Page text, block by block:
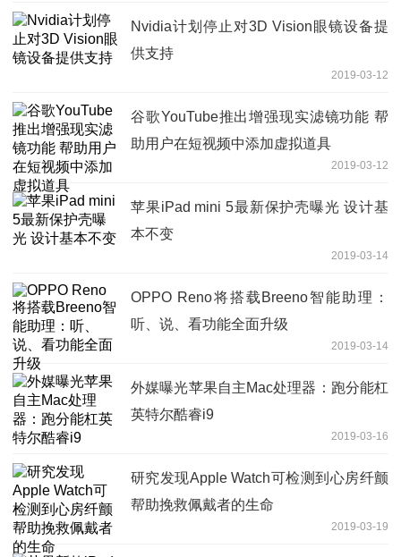
Nvidia计划停止对3D Vision眼镜设备提
供支持
2019-03-12
谷歌YouTube推出增强现实滤镜功能 帮
助用户在短视频中添加虚拟道具
2019-03-12
苹果iPad mini 5最新保护壳曝光 设计基
本不变
2019-03-14
OPPO Reno将搭载Breeno智能助理：
听、说、看功能全面升级
2019-03-14
外媒曝光苹果自主Mac处理器：跑分能杠
英特尔酷睿i9
2019-03-16
研究发现Apple Watch可检测到心房纤颤
帮助挽救佩戴者的生命
2019-03-19